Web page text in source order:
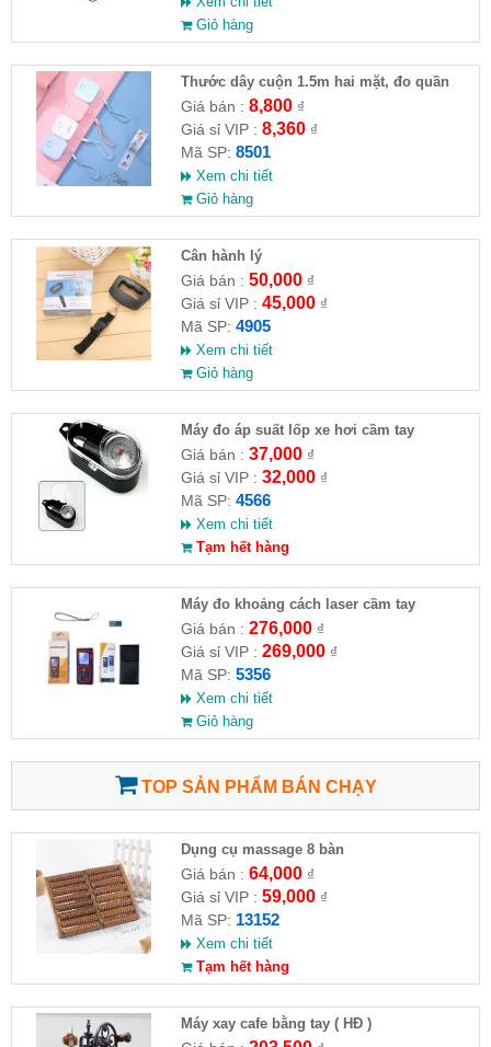
Giỏ hàng
Thước dây cuộn 1.5m hai mặt, đo quần
áo, vòng người
Giá bán : 8,800₫
Giá sỉ VIP : 8,360₫
Mã SP: 8501
Xem chi tiết
Giỏ hàng
Cân hành lý
Giá bán : 50,000₫
Giá sỉ VIP : 45,000₫
Mã SP: 4905
Xem chi tiết
Giỏ hàng
Máy đo áp suất lốp xe hơi cầm tay
Giá bán : 37,000₫
Giá sỉ VIP : 32,000₫
Mã SP: 4566
Xem chi tiết
Tạm hết hàng
Máy đo khoảng cách laser cầm tay
Giá bán : 276,000₫
Giá sỉ VIP : 269,000₫
Mã SP: 5356
Xem chi tiết
Giỏ hàng
TOP SẢN PHẨM BÁN CHẠY
Dụng cụ massage 8 bàn
Giá bán : 64,000₫
Giá sỉ VIP : 59,000₫
Mã SP: 13152
Xem chi tiết
Tạm hết hàng
Máy xay cafe bằng tay ( HĐ )